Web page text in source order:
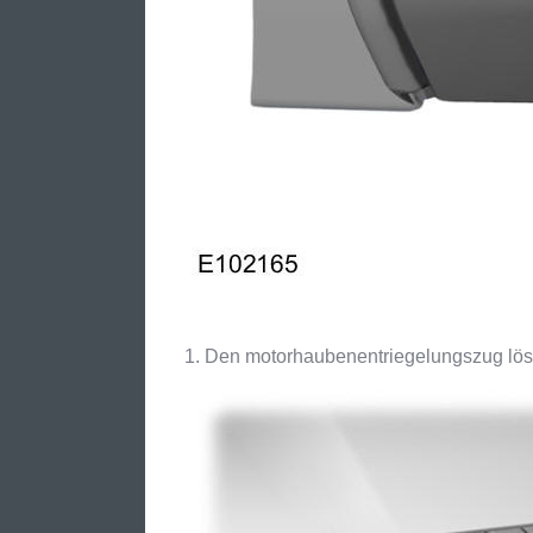
Den motorhaubenentriegelungszug